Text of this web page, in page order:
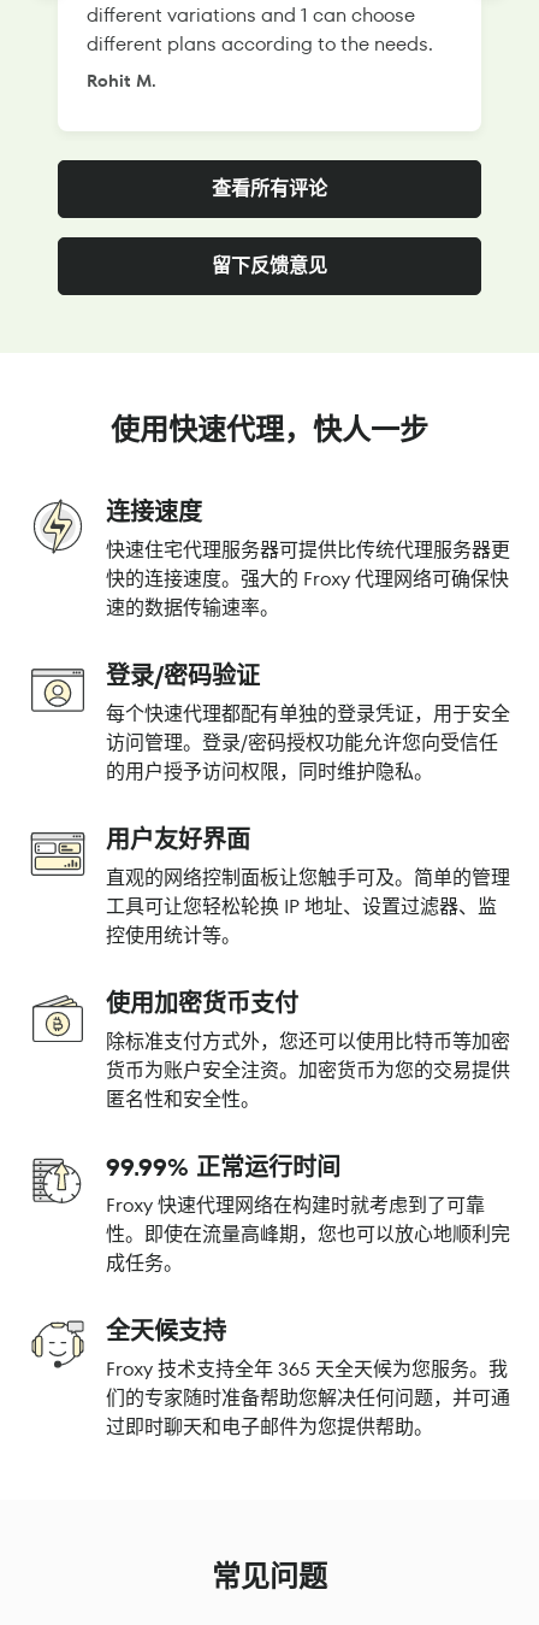
different variations and 1 can choose
different plans according to the needs.
Rohit M.
查看所有评论
留下反馈意见
使用快速代理，快人一步
连接速度
快速住宅代理服务器可提供比传统代理服务器更
快的连接速度。强大的 Froxy 代理网络可确保快
速的数据传输速率。
登录/密码验证
每个快速代理都配有单独的登录凭证，用于安全
访问管理。登录/密码授权功能允许您向受信任
的用户授予访问权限，同时维护隐私。
用户友好界面
直观的网络控制面板让您触手可及。简单的管理
工具可让您轻松轮换 IP 地址、设置过滤器、监
控使用统计等。
使用加密货币支付
除标准支付方式外，您还可以使用比特币等加密
货币为账户安全注资。加密货币为您的交易提供
匿名性和安全性。
99.99% 正常运行时间
Froxy 快速代理网络在构建时就考虑到了可靠
性。即使在流量高峰期，您也可以放心地顺利完
成任务。
全天候支持
Froxy 技术支持全年 365 天全天候为您服务。我
们的专家随时准备帮助您解决任何问题，并可通
过即时聊天和电子邮件为您提供帮助。
常见问题